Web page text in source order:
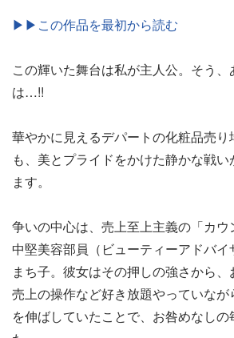
▶▶この作品を最初から読む
この輝いた舞台は私が主人公。そう
は…!!
華やかに見えるデパートの化粧品売り
も、美とプライドをかけた静かな戦
ます。
争いの中心は、売上至上主義の「カウ
中堅美容部員（ビューティーアドバ
まち子。彼女はその押しの強さから
売上の操作など好き放題やっていな
を伸ばしていたことで、お咎めなし